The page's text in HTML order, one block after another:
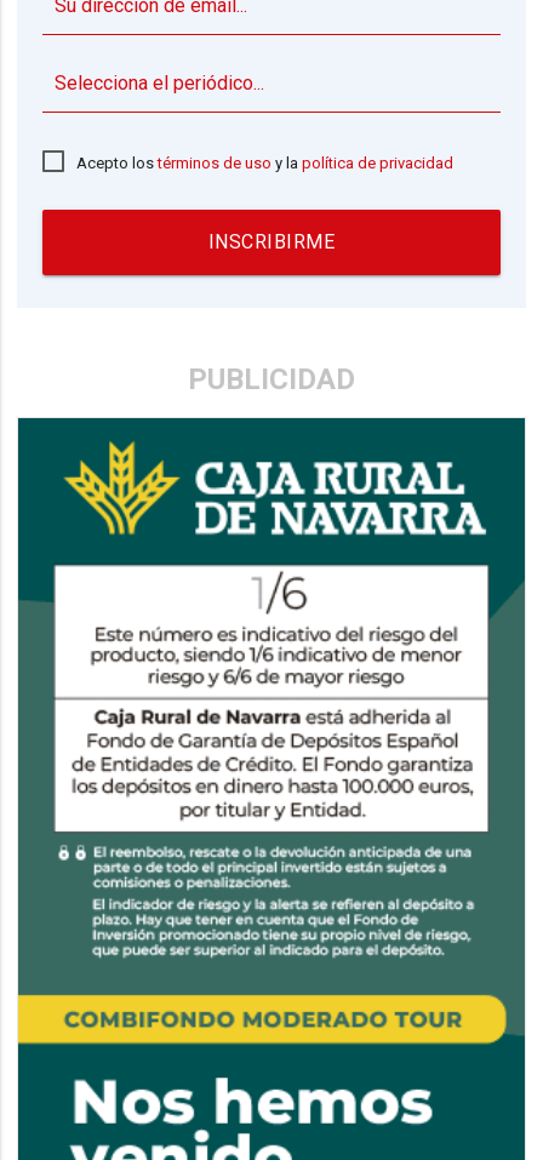
Acepto lostérminos de uso y lapolítica de privacidad
INSCRIBIRME
PUBLICIDAD